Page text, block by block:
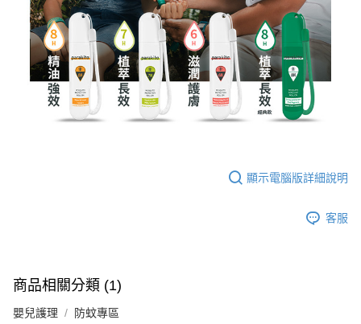
顯示電腦版詳細說明
客服
商品相關分類 (1)
嬰兒護理 防蚊專區